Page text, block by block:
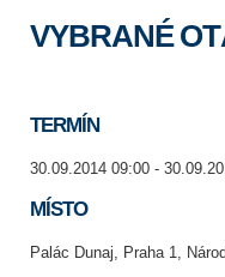
VYBRANÉ
TERMÍN
30.09.2014 09:00 -
MÍSTO
Palác Dunaj, Praha 1,